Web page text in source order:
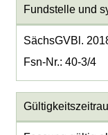
Fundstelle und
SächsGVBl.
Fsn-Nr.: 40-3/4